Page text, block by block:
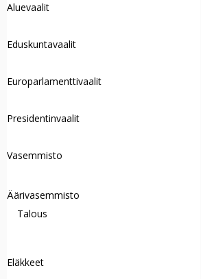
Aluevaalit
Eduskuntavaalit
Europarlamenttivaalit
Presidentinvaalit
Vasemmisto
Äärivasemmisto
Talous
Eläkkeet